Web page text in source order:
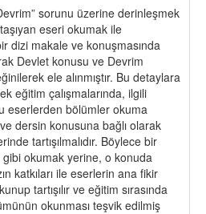
sorunu üzerine derinleşmek
eseri okumak ile
dizi makale ve konuşmasında
Devlet konusu ve Devrim
ele alınmıştır. Bu detaylara
eğitim çalışmalarında, ilgili
eserlerden bölümler okuma
ve dersin konusuna bağlı olarak
tartışılmalıdır. Böylece bir
okumak yerine, o konuda
katkıları ile eserlerin ana fikir
tartışılır ve eğitim sırasında
okunması teşvik edilmiş